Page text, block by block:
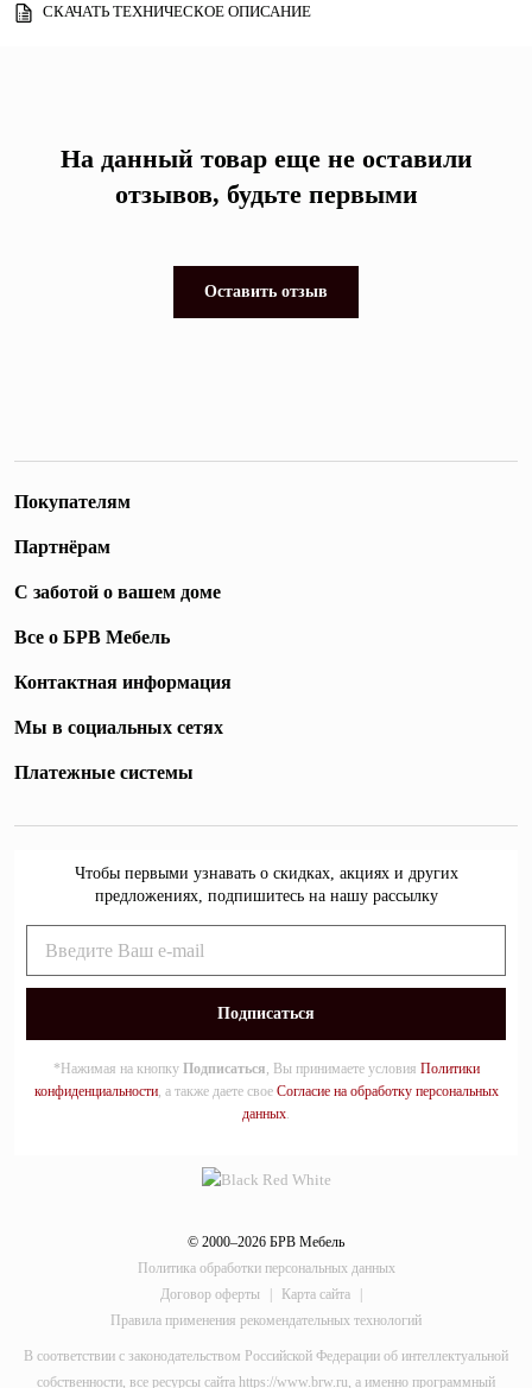
СКАЧАТЬ ТЕХНИЧЕСКОЕ ОПИСАНИЕ
На данный товар еще не оставили
отзывов, будьте первыми
Оставить отзыв
Покупателям
Партнёрам
С заботой о вашем доме
Все о БРВ Мебель
Контактная информация
Мы в социальных сетях
Платежные системы
Чтобы первыми узнавать о скидках, акциях и других
предложениях, подпишитесь на нашу рассылку
*Нажимая на кнопку Подписаться, Вы принимаете условия Политики
конфиденциальности, а также даете свое Согласие на обработку персональных
данных.
© 2000–2026 БРВ Мебель
Политика обработки персональных данных
Договор оферты
| Карта сайта
|
Правила применения рекомендательных технологий
В соответствии с законодательством Российской Федерации об интеллектуальной
собственности, все ресурсы сайта https://www.brw.ru, а именно программный